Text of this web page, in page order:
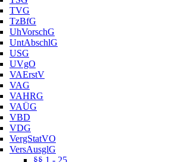
TVG
TzBfG
UhVorschG
UntAbschlG
USG
UVgO
VAErstV
VAG
VAHRG
VAÜG
VBD
VDG
VergStatVO
VersAusglG
§§ 1 - 25